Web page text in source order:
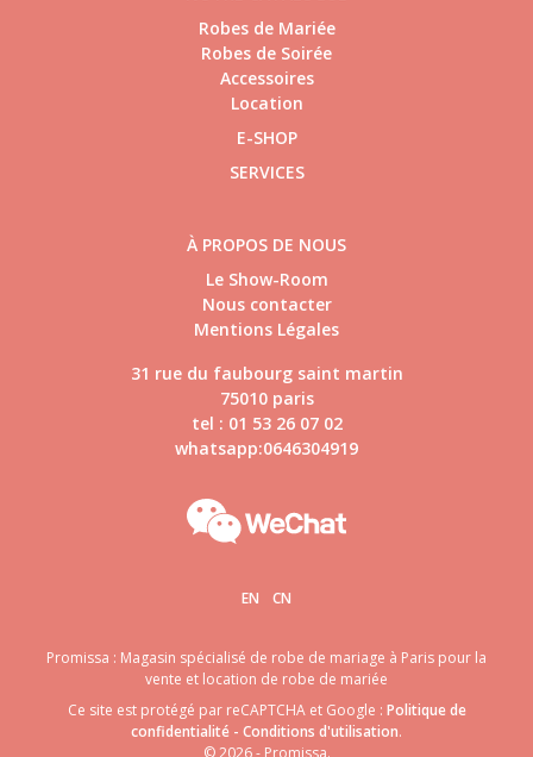
Robes de Mariée
Robes de Soirée
Accessoires
Location
E-SHOP
SERVICES
À PROPOS DE NOUS
Le Show-Room
Nous contacter
Mentions Légales
31 rue du faubourg saint martin
75010 paris
tel : 01 53 26 07 02
whatsapp:0646304919
EN CN
Promissa : Magasin spécialisé de robe de mariage à Paris pour la
vente et location de robe de mariée
Ce site est protégé par reCAPTCHA et Google : Politique de
confidentialité - Conditions d'utilisation.
© 2026 - Promissa.